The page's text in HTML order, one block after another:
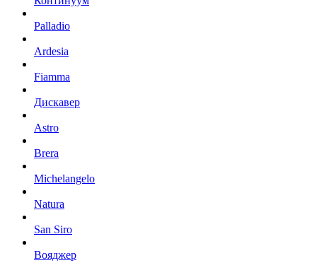
Palladio
Ardesia
Fiamma
Дискавер
Astro
Brera
Michelangelo
Natura
San Siro
Вояджер